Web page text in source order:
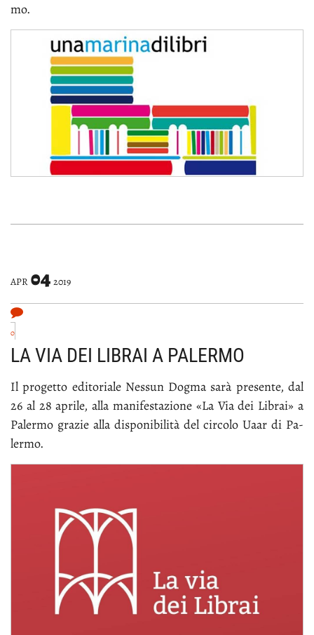
mo.
APR 04 2019
0
LA VIA DEI LIBRAI A PALERMO
Il pro­get­to edi­to­ria­le Nes­sun Dog­ma sa­rà pre­sen­te, dal
26 al 28 apri­le, al­la ma­ni­fe­sta­zio­ne «La Via dei Li­brai» a
Pa­ler­mo gra­zie al­la di­spo­ni­bi­li­tà del cir­co­lo Uaar di Pa­
ler­mo.